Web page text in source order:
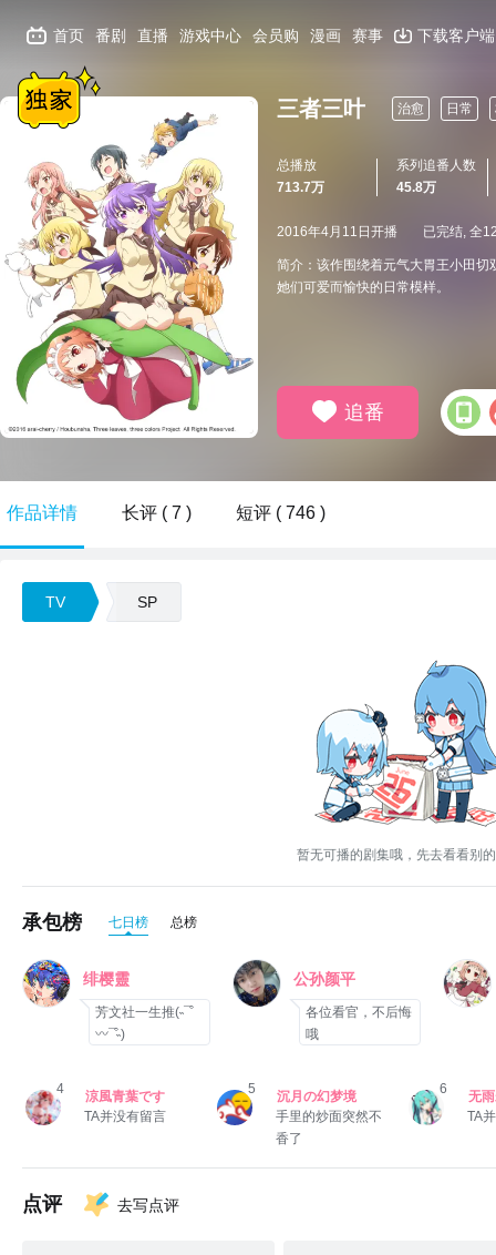
首页 番剧 直播 游戏中心 会员购 漫画 赛事 下载客户端
三者三叶 治愈 日常
总播放
713.7万
系列追番人数
45.8万
2016年4月11日开播 已完结, 全
简介：该作围绕着元气大胃王小田切
她们可爱而愉快的日常模样。
追番
作品详情 长评 ( 7 ) 短评 ( 746 )
TV SP
暂无可播的剧集哦，先去看看别
承包榜 七日榜 总榜
绯樱靈
芳文社一生推(˵¯͒
〰¯͒˵)
公孙颜平
各位看官，不后悔
哦
4
涼風青葉です
TA并没有留言
5
沉月の幻梦境
手里的炒面突然不
香了
6
无
TA
点评 去写点评